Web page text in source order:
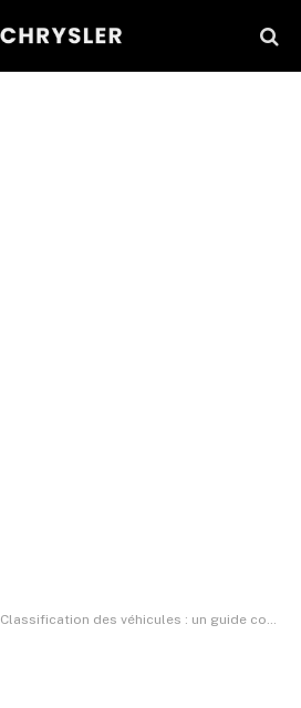
Classification des véhicules : un guide complet pour comprendre les différents types